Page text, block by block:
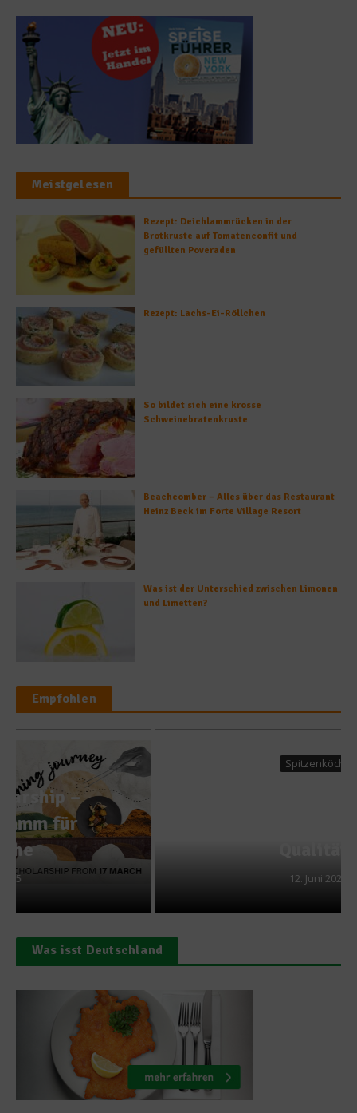
Meistgelesen
Rezept: Deichlammrücken in der
Brotkruste auf Tomatenconfit und
gefüllten Poveraden
Rezept: Lachs-Ei-Röllchen
So bildet sich eine krosse
Schweinebratenkruste
Beachcomber – Alles über das Restaurant
Heinz Beck im Forte Village Resort
Was ist der Unterschied zwischen Limonen
und Limetten?
Empfohlen
Nobu Matsuhisa: „Unsere
Gäste wünschen sich
Qualität“
Was isst Deutschland